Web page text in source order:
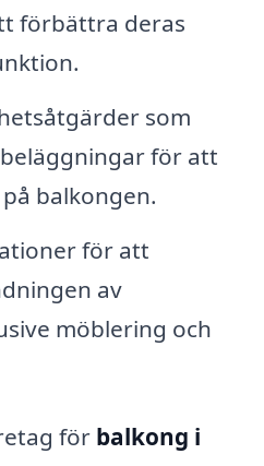
förbättra deras
som
för att
balkongen.
för att
av
möblering och
för balkong i